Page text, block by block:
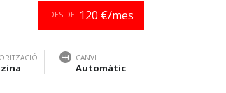
DES DE 120 €/mes
CANVI
Automàtic